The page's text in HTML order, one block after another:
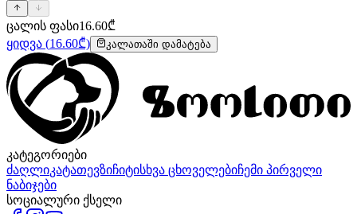
ცალის ფასი16.60₾
ყიდვა (16.60₾) კალათაში დამატება
კატეგორიები
ძაღლიკატათევზიჩიტისხვა ცხოველებიჩემი პირველი
ნაბიჯები
სოციალური ქსელი